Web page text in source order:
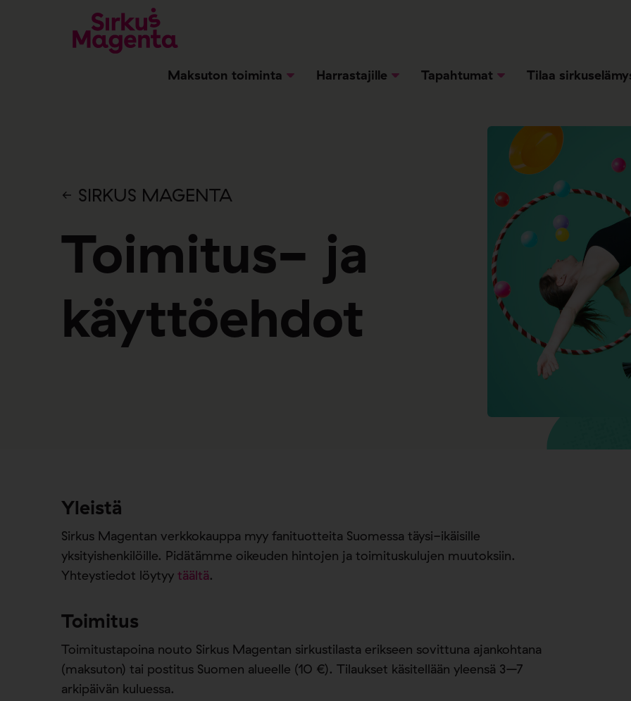
Maksuton toiminta Harrastajille Tapahtumat Tilaa
SIRKUS MAGENTA
Toimitus- ja
käyttöehdot
Yleistä
Sirkus Magentan verkkokauppa myy fanituotteita Suomessa täysi-ikäisille
yksityishenkilöille. Pidätämme oikeuden hintojen ja toimituskulujen muutoksiin.
Yhteystiedot löytyy täältä.
Toimitus
Toimitustapoina nouto Sirkus Magentan sirkustilasta erikseen sovittuna ajankohtana
(maksuton) tai postitus Suomen alueelle (10 €). Tilaukset käsitellään yleensä 3–7
arkipäivän kuluessa.